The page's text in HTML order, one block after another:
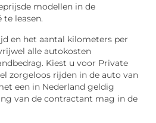
modellen in de
leasen.
en het aantal kilometers per
alle autokosten
Kiest u voor Private
zorgeloos rijden in de auto van
een in Nederland geldig
van de contractant mag in de